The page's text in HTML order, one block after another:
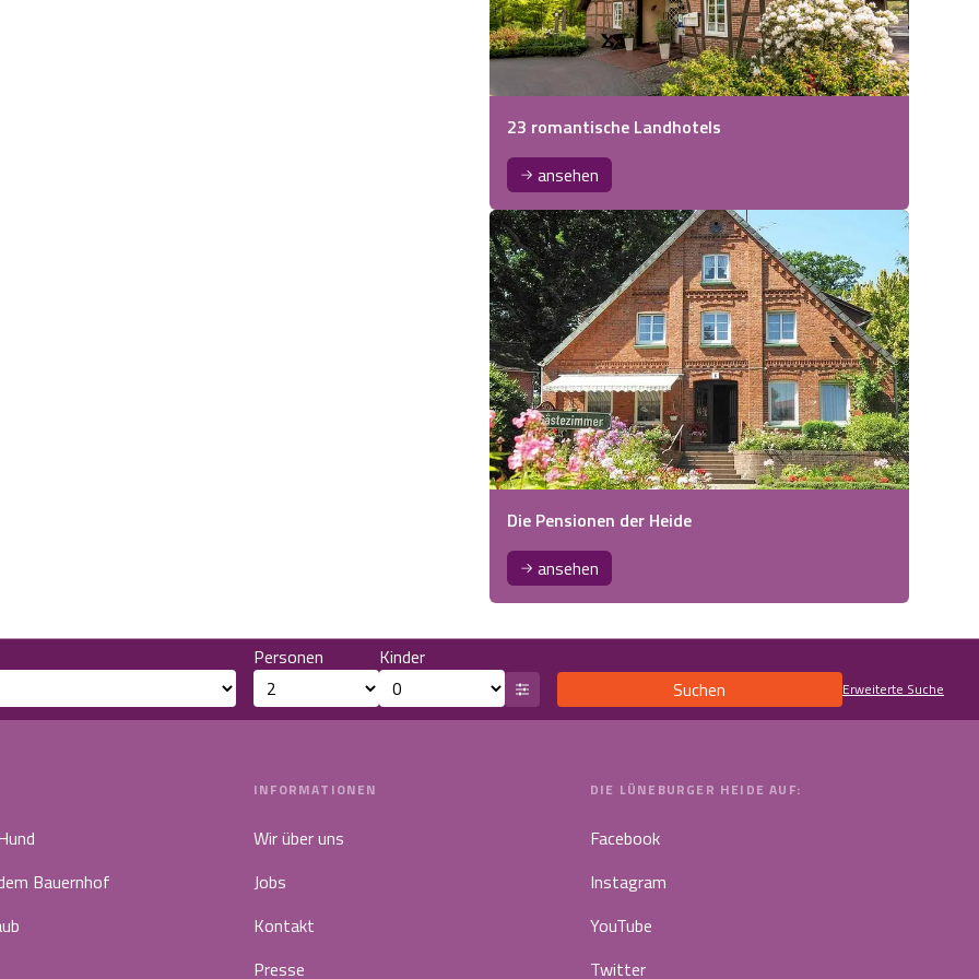
23 romantische Landhotels
ansehen
Die Pensionen der Heide
ansehen
Personen
Kinder
Suchen
Erweiterte Suche
Bauernhof
INFORMATIONEN
Wir über uns
Jobs
Kontakt
Presse
DIE LÜNEBURGER HEIDE AUF:
Facebook
Instagram
YouTube
Twitter